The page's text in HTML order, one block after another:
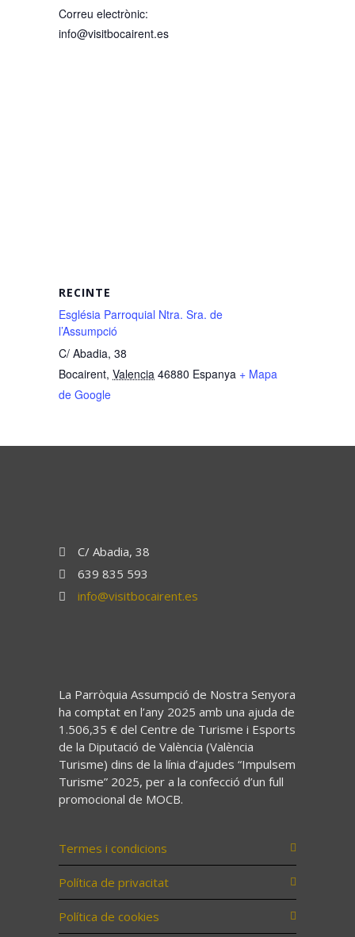
Correu electrònic:
info@visitbocairent.es
RECINTE
Església Parroquial Ntra. Sra. de
l’Assumpció
C/ Abadia, 38
Bocairent, Valencia 46880 Espanya + Mapa
de Google
C/ Abadia, 38
639 835 593
info@visitbocairent.es
La Parròquia Assumpció de Nostra Senyora
ha comptat en l’any 2025 amb una ajuda de
1.506,35 € del Centre de Turisme i Esports
de la Diputació de València (València
Turisme) dins de la línia d’ajudes “Impulsem
Turisme” 2025, per a la confecció d’un full
promocional de MOCB.
Termes i condicions
Política de privacitat
Política de cookies